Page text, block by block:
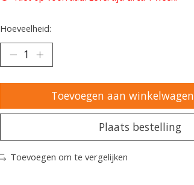
Hoeveelheid:
Toevoegen aan winkelwagen
Plaats bestelling
Toevoegen om te vergelijken